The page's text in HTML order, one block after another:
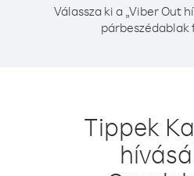
Válassza ki a „Viber Out
párbeszédablak
Tippek